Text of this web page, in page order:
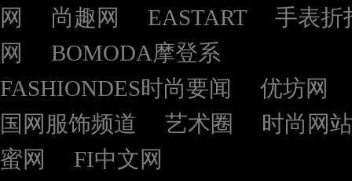
网
尚趣网 EASTART
手表折
网
BOMODA摩登系
FASHIONDES时尚要闻
优坊网
国网服饰频道
艺术圈
时尚网站
蜜网
FI中文网